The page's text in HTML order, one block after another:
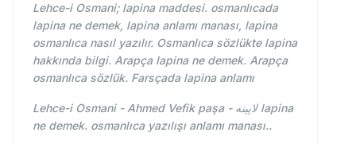
Lehce-i Osmani; lapina maddesi. osmanlıcada
lapina ne demek, lapina anlamı manası, lapina
osmanlıca nasıl yazılır. Osmanlıca sözlükte lapina
hakkında bilgi. Arapça lapina ne demek. Arapça
osmanlıca sözlük. Farsçada lapina anlamı
Lehce-i Osmani - Ahmed Vefik paşa - لاپينه lapina
ne demek. osmanlıca yazılışı anlamı manası..